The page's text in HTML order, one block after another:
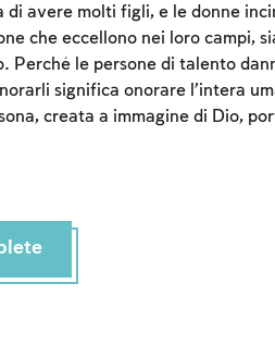
di avere molti figli, e le donne
che eccellono nei loro campi,
Perché le persone di talento
significa onorare l’intera
creata a immagine di Dio,
Account